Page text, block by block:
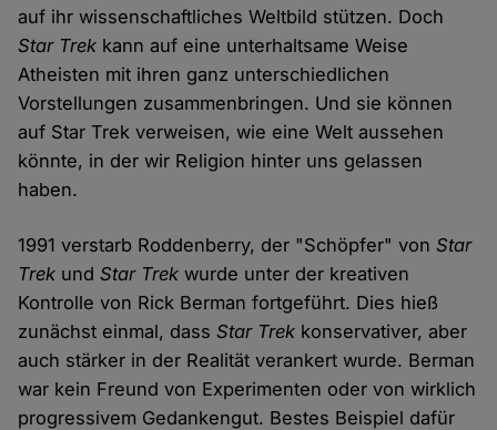
auf ihr wissenschaftliches Weltbild stützen. Doch
Star Trek kann auf eine unterhaltsame Weise
Atheisten mit ihren ganz unterschiedlichen
Vorstellungen zusammenbringen. Und sie können
auf Star Trek verweisen, wie eine Welt aussehen
könnte, in der wir Religion hinter uns gelassen
haben.
1991 verstarb Roddenberry, der "Schöpfer" vonStar
Trek undStar Trek wurde unter der kreativen
Kontrolle von Rick Berman fortgeführt. Dies hieß
zunächst einmal, dassStar Trek konservativer, aber
auch stärker in der Realität verankert wurde. Berman
war kein Freund von Experimenten oder von wirklich
progressivem Gedankengut. Bestes Beispiel dafür